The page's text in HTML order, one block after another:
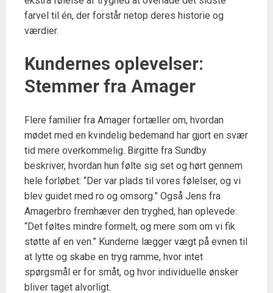
farvel til én, der forstår netop deres historie og
værdier.
Kundernes oplevelser:
Stemmer fra Amager
Flere familier fra Amager fortæller om, hvordan
mødet med en kvindelig bedemand har gjort en svær
tid mere overkommelig. Birgitte fra Sundby
beskriver, hvordan hun følte sig set og hørt gennem
hele forløbet: “Der var plads til vores følelser, og vi
blev guidet med ro og omsorg.” Også Jens fra
Amagerbro fremhæver den tryghed, han oplevede:
“Det føltes mindre formelt, og mere som om vi fik
støtte af en ven.” Kunderne lægger vægt på evnen til
at lytte og skabe en tryg ramme, hvor intet
spørgsmål er for småt, og hvor individuelle ønsker
bliver taget alvorligt.